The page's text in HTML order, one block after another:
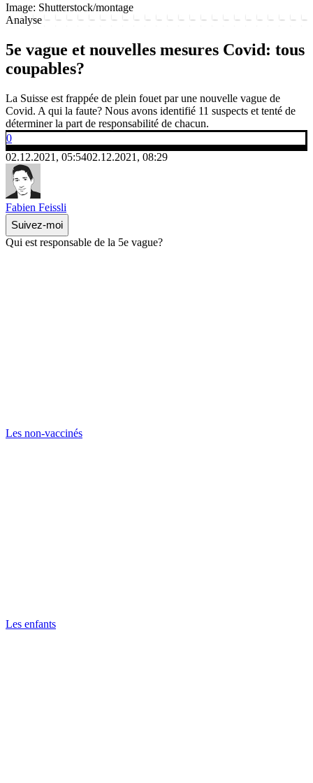
Image: Shutterstock/montage
Analyse
5e vague et nouvelles mesures Covid: tous
coupables?
La Suisse est frappée de plein fouet par une nouvelle vague de
Covid. A qui la faute? Nous avons identifié 11 suspects et tenté de
déterminer la part de responsabilité de chacun.
0
02.12.2021, 05:5402.12.2021, 08:29
Fabien Feissli
Suivez-moi
Qui est responsable de la 5e vague?
Les non-vaccinés
Les enfants